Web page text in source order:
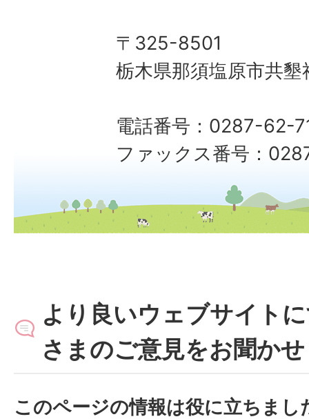
〒325-8501
栃木県那須塩原市共
電話番号：0287-62-
ファックス番号：
より良いウェブサイト
さまのご意見をお聞か
このページの情報は役に立ちまし